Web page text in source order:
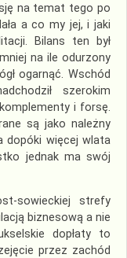
na temat tego po
a co my jej, i jaki
Bilans ten był
na ile odurzony
ogarnąć. Wschód
szerokim
i forsę.
są jako należny
dopóki więcej wlata
jednak ma swój
sowieckiej strefy
biznesową a nie
dopłaty to
przez zachód